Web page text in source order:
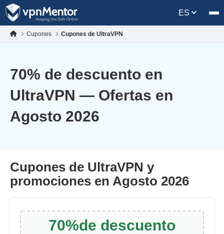
ES
Cupones Cupones de UltraVPN
70% de descuento en
UltraVPN — Ofertas en
Agosto 2026
Cupones de UltraVPN y
promociones en Agosto 2026
70%de descuento